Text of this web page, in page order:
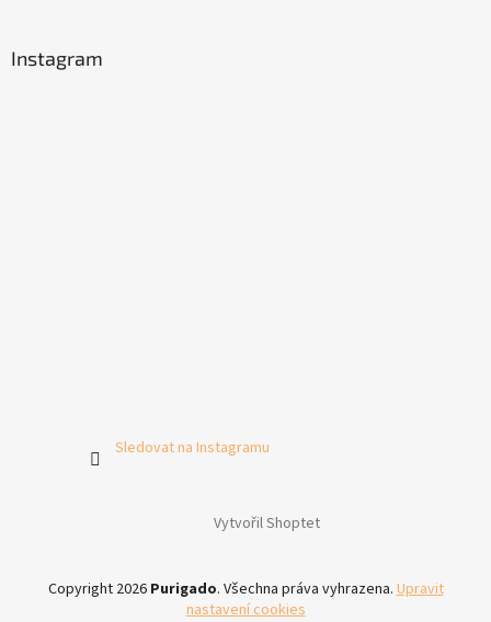
Instagram
Sledovat na Instagramu
Vytvořil Shoptet
Copyright 2026 Purigado. Všechna práva vyhrazena. Upravit
nastavení cookies